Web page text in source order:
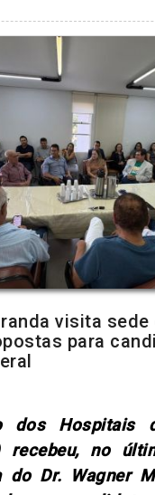
visita sede
para
dos Hospitais
recebeu, no
do Dr. Wagner